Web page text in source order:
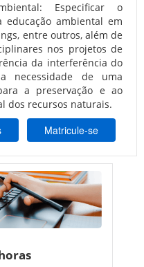
Especificar o
ambiental em
entre outros, além de
nos projetos de
da interferência do
necessidade de uma
a preservação e ao
dos recursos naturais.
Matricule-se